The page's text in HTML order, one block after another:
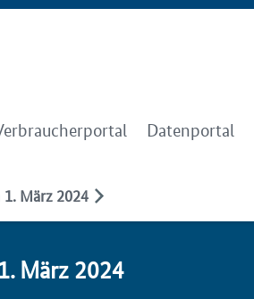
Datenportal
März 2024
März 2024